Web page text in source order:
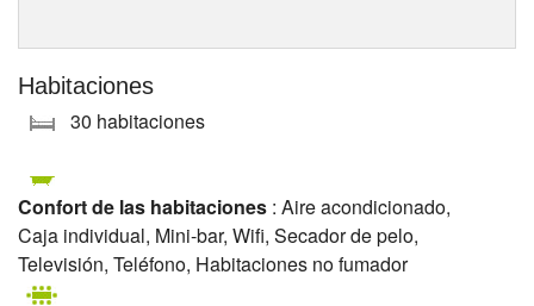
Habitaciones
30 habitaciones
Confort de las habitaciones : Aire acondicionado,
Caja individual, Mini-bar, Wifi, Secador de pelo,
Televisión, Teléfono, Habitaciones no fumador